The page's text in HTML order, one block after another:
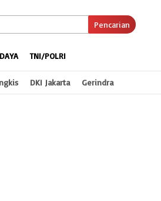
Pencarian
TNI/POLRI
DKI Jakarta Gerindra